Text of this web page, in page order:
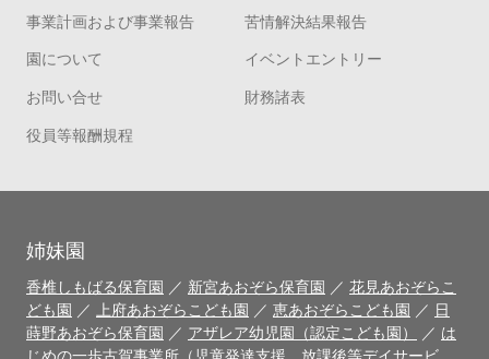
事業計画および事業報告 苦情解決結果報告
園について イベントエントリー
お問い合せ 財務諸表
役員等報酬規程
姉妹園
香椎しもばる保育園 ／ 新宮あおぞら保育園 ／ 花見あおぞらこ
ども園 ／ 上府あおぞらこども園 ／ 恵あおぞらこども園 ／ 日
蒔野あおぞら保育園 ／ アザレア幼児園（認定こども園） ／ は